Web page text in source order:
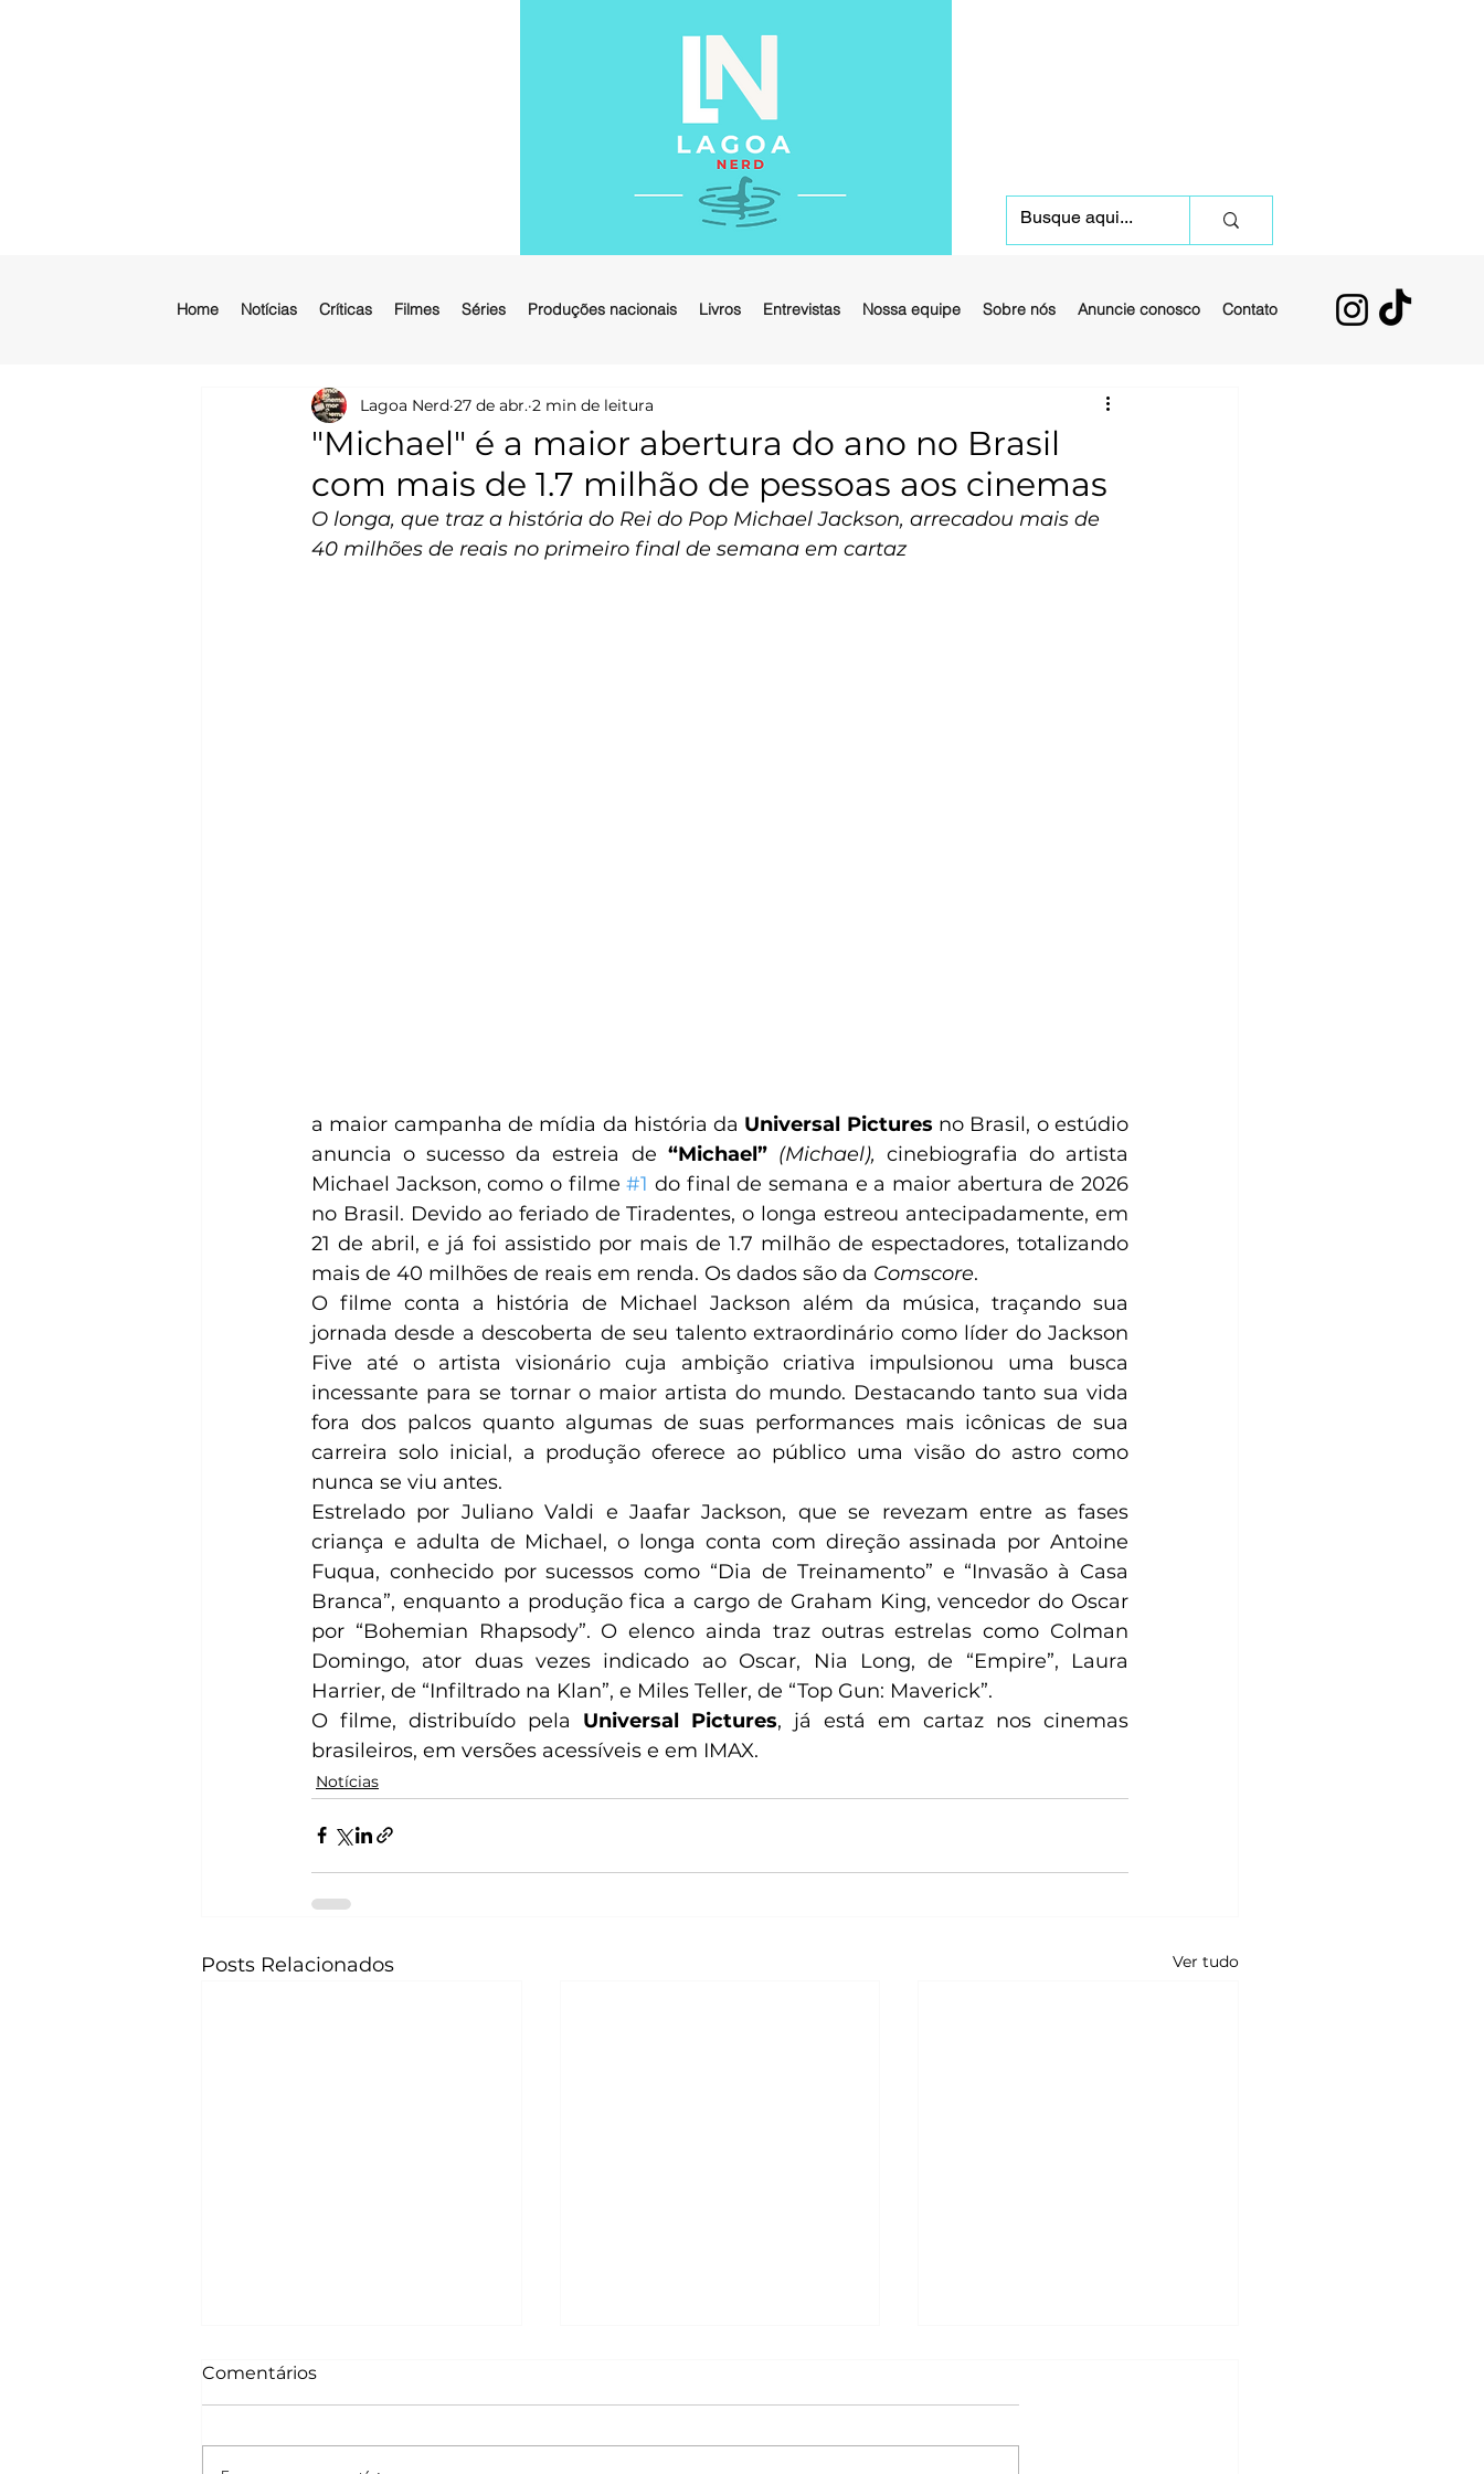
Home Notícias Críticas Filmes Séries Produções nacionais Livros Entrevistas Nossa equipe Sobre nós Anuncie conosco Contato
"Michael" é a maior abertura do ano no Brasil
com mais de 1.7 milhão de pessoas aos cinemas
Lagoa Nerd 27 de abr. 2 min de leitura
O longa, que traz a história do Rei do Pop Michael Jackson, arrecadou mais de
40 milhões de reais no primeiro final de semana em cartaz
a maior campanha de mídia da história da Universal Pictures no Brasil, o estúdio
anuncia o sucesso da estreia de “Michael” (Michael), cinebiografia do artista
Michael Jackson, como o filme #1 do final de semana e a maior abertura de 2026
no Brasil. Devido ao feriado de Tiradentes, o longa estreou antecipadamente, em
21 de abril, e já foi assistido por mais de 1.7 milhão de espectadores, totalizando
mais de 40 milhões de reais em renda. Os dados são da Comscore.
O filme conta a história de Michael Jackson além da música, traçando sua
jornada desde a descoberta de seu talento extraordinário como líder do Jackson
Five até o artista visionário cuja ambição criativa impulsionou uma busca
incessante para se tornar o maior artista do mundo. Destacando tanto sua vida
fora dos palcos quanto algumas de suas performances mais icônicas de sua
carreira solo inicial, a produção oferece ao público uma visão do astro como
nunca se viu antes.
Estrelado por Juliano Valdi e Jaafar Jackson, que se revezam entre as fases
criança e adulta de Michael, o longa conta com direção assinada por Antoine
Fuqua, conhecido por sucessos como “Dia de Treinamento” e “Invasão à Casa
Branca”, enquanto a produção fica a cargo de Graham King, vencedor do Oscar
por “Bohemian Rhapsody”. O elenco ainda traz outras estrelas como Colman
Domingo, ator duas vezes indicado ao Oscar, Nia Long, de “Empire”, Laura
Harrier, de “Infiltrado na Klan”, e Miles Teller, de “Top Gun: Maverick”.
O filme, distribuído pela Universal Pictures, já está em cartaz nos cinemas
brasileiros, em versões acessíveis e em IMAX.
Notícias
Posts Relacionados Ver tudo
Comentários